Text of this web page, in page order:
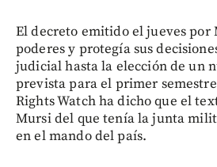
El decreto emitido el jueves por
poderes y protegía sus
judicial hasta la elección de un
prevista para el primer
Rights Watch ha dicho que el
Mursi del que tenía la junta
en el mando del país.